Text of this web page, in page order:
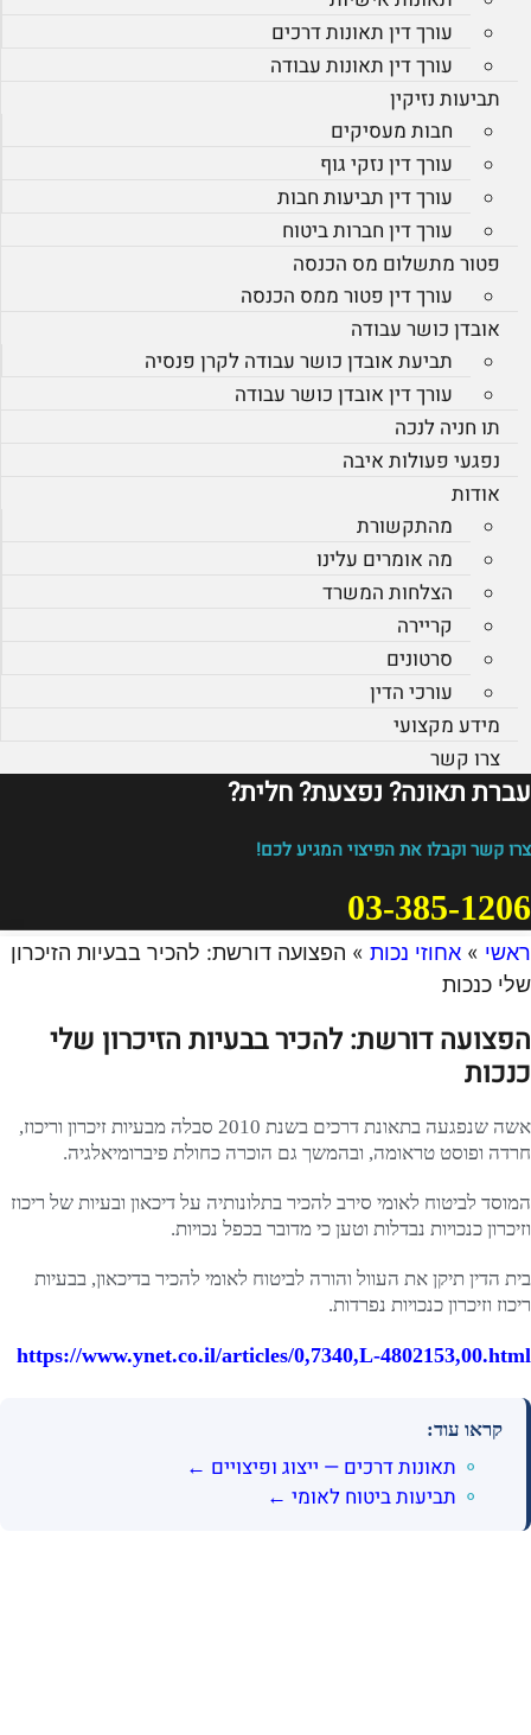
עורך דין תאונות דרכים
עורך דין תאונות עבודה
תביעות נזיקין
חבות מעסיקים
עורך דין נזקי גוף
עורך דין תביעות חבות
עורך דין חברות ביטוח
פטור מתשלום מס הכנסה
עורך דין פטור ממס הכנסה
אובדן כושר עבודה
תביעת אובדן כושר עבודה לקרן פנסיה
עורך דין אובדן כושר עבודה
תו חניה לנכה
נפגעי פעולות איבה
אודות
מהתקשורת
מה אומרים עלינו
הצלחות המשרד
קריירה
סרטונים
עורכי הדין
מידע מקצועי
צרו קשר
עברת תאונה? נפצעת? חלית?​
צרו קשר וקבלו את הפיצוי המגיע לכם!
03-385-1206
ראשי » אחוזי נכות » הפצועה דורשת: להכיר בבעיות הזיכרון
שלי כנכות
הפצועה דורשת: להכיר בבעיות הזיכרון שלי
כנכות
אשה שנפגעה בתאונת דרכים בשנת 2010 סבלה מבעיות זיכרון וריכוז,
חרדה ופוסט טראומה, ובהמשך גם הוכרה כחולת פיברומיאלגיה.
המוסד לביטוח לאומי סירב להכיר בתלונותיה על דיכאון ובעיות של ריכוז
וזיכרון כנכויות נבדלות וטען כי מדובר בכפל נכויות.
בית הדין תיקן את העוול והורה לביטוח לאומי להכיר בדיכאון, בבעיות
ריכוז וזיכרון כנכויות נפרדות.
https://www.ynet.co.il/articles/0,7340,L-4802153,00.html
קראו עוד:
תאונות דרכים — ייצוג ופיצויים ←
תביעות ביטוח לאומי ←